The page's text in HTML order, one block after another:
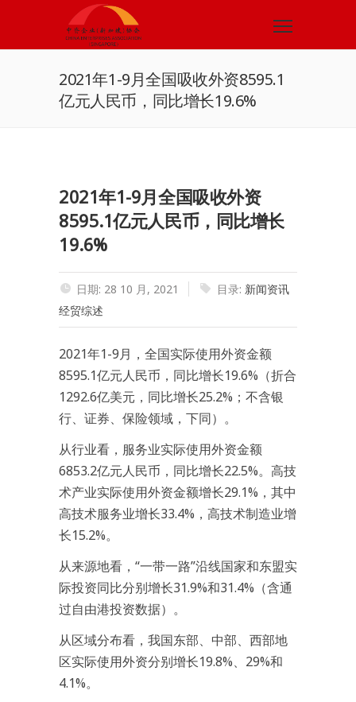
2021年1-9月全国吸收外资8595.1
亿元人民币，同比增长19.6%
2021年1-9月全国吸收外资
8595.1亿元人民币，同比增长
19.6%
日期: 28 10 月, 2021 目录: 新闻资讯
经贸综述
2021年1-9月，全国实际使用外资金额
8595.1亿元人民币，同比增长19.6%（折合
1292.6亿美元，同比增长25.2%；不含银
行、证券、保险领域，下同）。
从行业看，服务业实际使用外资金额
6853.2亿元人民币，同比增长22.5%。高技
术产业实际使用外资金额增长29.1%，其中
高技术服务业增长33.4%，高技术制造业增
长15.2%。
从来源地看，“一带一路”沿线国家和东盟实
际投资同比分别增长31.9%和31.4%（含通
过自由港投资数据）。
从区域分布看，我国东部、中部、西部地
区实际使用外资分别增长19.8%、29%和
4.1%。